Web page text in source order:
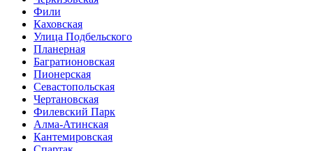
Фили
Каховская
Улица Подбельского
Планерная
Багратионовская
Пионерская
Севастопольская
Чертановская
Филевский Парк
Алма-Атинская
Кантемировская